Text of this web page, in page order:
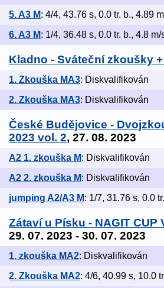
5. A3 M: 4/4, 43.76 s, 0.0 tr. b., 4.89
6. A3 M: 1/4, 36.48 s, 0.0 tr. b., 4.8 m/
Kladno - Sváteční zkoušky +
1. Zkouška MA3: Diskvalifikován
2. Zkouška MA3: Diskvalifikován
České Budějovice -
2023 vol. 2, 27. 08. 2023
A2 1. zkouška M: Diskvalifikován
A2 2. zkouška M: Diskvalifikován
jumping A2/A3 M: 1/7, 31.76 s, 0.0
Zátaví u Písku - NAGIT CUP
29. 07. 2023 - 30. 07. 2023
1. zkouška MA2: Diskvalifikován
2. Zkouška MA2: 4/6, 40.99 s, 10.0